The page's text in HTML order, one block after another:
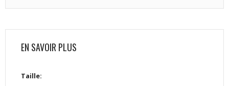
EN SAVOIR PLUS
Taille: